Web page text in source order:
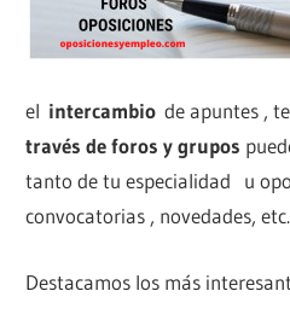
el intercambio de apuntes ,
través de foros y grupos
tanto de tu especialidad u
convocatorias , novedades,
Destacamos los más